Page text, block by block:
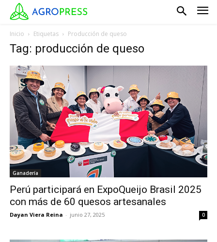
Inicio Etiquetas Producción de queso
Tag: producción de queso
Ganadería
Perú participará en ExpoQueijo Brasil 2025
con más de 60 quesos artesanales
Dayan Viera Reina - junio 27, 2025 0